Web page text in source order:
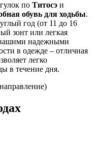
по Титосэ и
обувь для ходьбы.
год (от 11 до 16
зонт или легкая
вашими надежными
в одежде – отличная
легко
в течение дня.